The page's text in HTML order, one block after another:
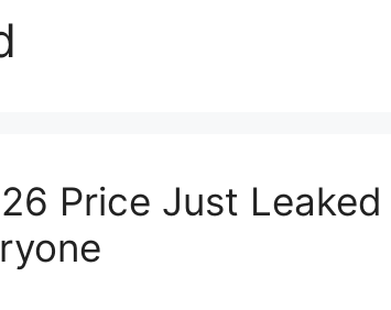
Price Just Leaked